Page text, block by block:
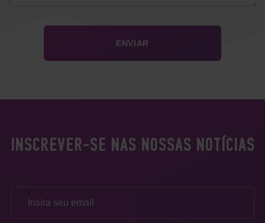
INSCREVER-SE NAS NOSSAS NOTÍCIAS